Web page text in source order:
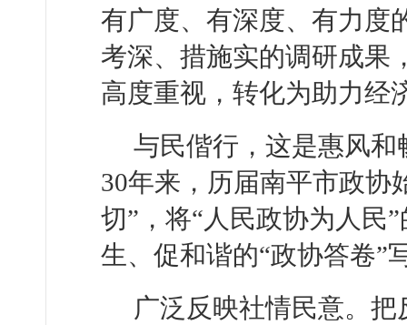
有广度、有深度、有力度
考深、措施实的调研成果
高度重视，转化为助力经
与民偕行，这是惠风
30年来，历届南平市政协
切”，将“人民政协为人民
生、促和谐的“政协答卷”
广泛反映社情民意。